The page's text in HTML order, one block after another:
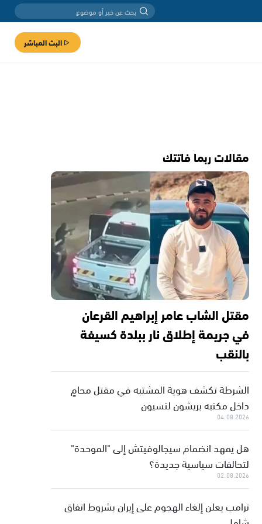
البث المباشر
مقالات ربما فاتتك
مقتل الشاب عامر إبراهيم القرعان
في جريمة إطلاق نار ببلدة كسيفة
بالنقب
الشرطة تكشف هوية المشتبه في مقتل محامٍ
داخل مكتبه بريشون لتسيون
04.08.2026
هل يمهد انضمام سيجالوفيتش إلى "الموحدة"
لتحالفات سياسية جديدة؟
02.08.2026
ترامب يعلن إلغاء الهجوم على إيران بشروط اتفاق